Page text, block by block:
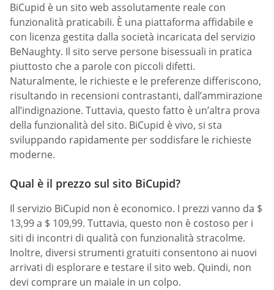
BiCupid è un sito web assolutamente reale con
funzionalità praticabili. È una piattaforma affidabile e
con licenza gestita dalla società incaricata del servizio
BeNaughty. Il sito serve persone bisessuali in pratica
piuttosto che a parole con piccoli difetti.
Naturalmente, le richieste e le preferenze differiscono,
risultando in recensioni contrastanti, dall’ammirazione
all’indignazione. Tuttavia, questo fatto è un’altra prova
della funzionalità del sito. BiCupid è vivo, si sta
sviluppando rapidamente per soddisfare le richieste
moderne.
Qual è il prezzo sul sito BiCupid?
Il servizio BiCupid non è economico. I prezzi vanno da $
13,99 a $ 109,99. Tuttavia, questo non è costoso per i
siti di incontri di qualità con funzionalità stracolme.
Inoltre, diversi strumenti gratuiti consentono ai nuovi
arrivati di esplorare e testare il sito web. Quindi, non
devi comprare un maiale in un colpo.